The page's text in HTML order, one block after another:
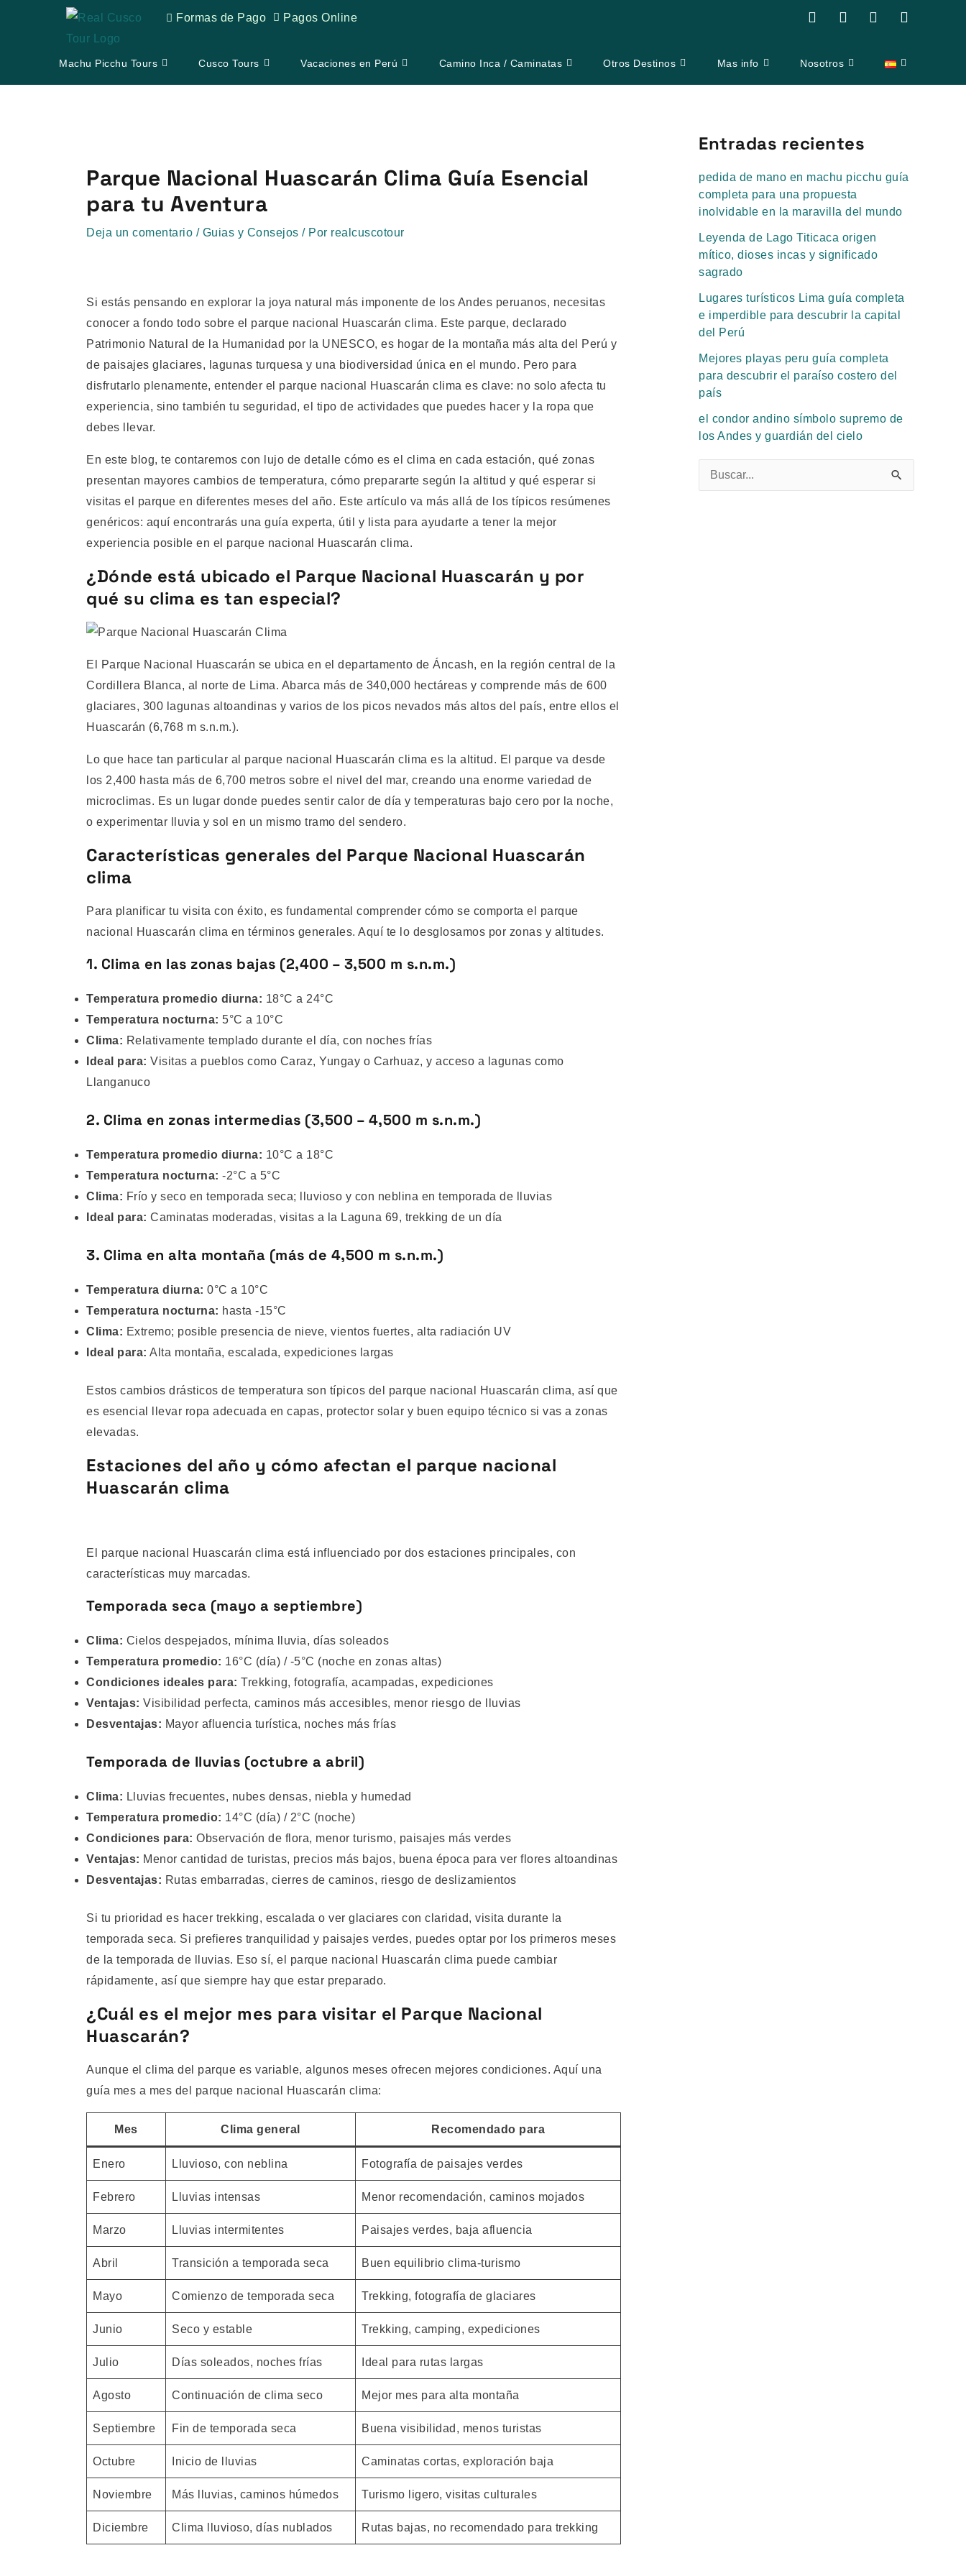
Formas de Pago Pagos Online
F
b
o
Y
u
b
I
g
T
p
a
d
Machu Picchu Tours Cusco Tours Vacaciones en Perú Camino Inca / Caminatas Otros Destinos Mas info Nosotros
Parque Nacional Huascarán Clima Guía Esencial
para tu Aventura
Deja un comentario / Guias y Consejos / Por realcuscotour
Si estás pensando en explorar la joya natural más imponente de los Andes peruanos, necesitas
conocer a fondo todo sobre el parque nacional Huascarán clima. Este parque, declarado
Patrimonio Natural de la Humanidad por la UNESCO, es hogar de la montaña más alta del Perú y
de paisajes glaciares, lagunas turquesa y una biodiversidad única en el mundo. Pero para
disfrutarlo plenamente, entender el parque nacional Huascarán clima es clave: no solo afecta tu
experiencia, sino también tu seguridad, el tipo de actividades que puedes hacer y la ropa que
debes llevar.
En este blog, te contaremos con lujo de detalle cómo es el clima en cada estación, qué zonas
presentan mayores cambios de temperatura, cómo prepararte según la altitud y qué esperar si
visitas el parque en diferentes meses del año. Este artículo va más allá de los típicos resúmenes
genéricos: aquí encontrarás una guía experta, útil y lista para ayudarte a tener la mejor
experiencia posible en el parque nacional Huascarán clima.
¿Dónde está ubicado el Parque Nacional Huascarán y por
qué su clima es tan especial?
El Parque Nacional Huascarán se ubica en el departamento de Áncash, en la región central de la
Cordillera Blanca, al norte de Lima. Abarca más de 340,000 hectáreas y comprende más de 600
glaciares, 300 lagunas altoandinas y varios de los picos nevados más altos del país, entre ellos el
Huascarán (6,768 m s.n.m.).
Lo que hace tan particular al parque nacional Huascarán clima es la altitud. El parque va desde
los 2,400 hasta más de 6,700 metros sobre el nivel del mar, creando una enorme variedad de
microclimas. Es un lugar donde puedes sentir calor de día y temperaturas bajo cero por la noche,
o experimentar lluvia y sol en un mismo tramo del sendero.
Características generales del Parque Nacional Huascarán
clima
Para planificar tu visita con éxito, es fundamental comprender cómo se comporta el parque
nacional Huascarán clima en términos generales. Aquí te lo desglosamos por zonas y altitudes.
1. Clima en las zonas bajas (2,400 – 3,500 m s.n.m.)
Temperatura promedio diurna: 18°C a 24°C
Temperatura nocturna: 5°C a 10°C
Clima: Relativamente templado durante el día, con noches frías
Ideal para: Visitas a pueblos como Caraz, Yungay o Carhuaz, y acceso a lagunas como
Llanganuco
2. Clima en zonas intermedias (3,500 – 4,500 m s.n.m.)
Temperatura promedio diurna: 10°C a 18°C
Temperatura nocturna: -2°C a 5°C
Clima: Frío y seco en temporada seca; lluvioso y con neblina en temporada de lluvias
Ideal para: Caminatas moderadas, visitas a la Laguna 69, trekking de un día
3. Clima en alta montaña (más de 4,500 m s.n.m.)
Temperatura diurna: 0°C a 10°C
Temperatura nocturna: hasta -15°C
Clima: Extremo; posible presencia de nieve, vientos fuertes, alta radiación UV
Ideal para: Alta montaña, escalada, expediciones largas
Estos cambios drásticos de temperatura son típicos del parque nacional Huascarán clima, así que
es esencial llevar ropa adecuada en capas, protector solar y buen equipo técnico si vas a zonas
elevadas.
Estaciones del año y cómo afectan el parque nacional
Huascarán clima
El parque nacional Huascarán clima está influenciado por dos estaciones principales, con
características muy marcadas.
Temporada seca (mayo a septiembre)
Clima: Cielos despejados, mínima lluvia, días soleados
Temperatura promedio: 16°C (día) / -5°C (noche en zonas altas)
Condiciones ideales para: Trekking, fotografía, acampadas, expediciones
Ventajas: Visibilidad perfecta, caminos más accesibles, menor riesgo de lluvias
Desventajas: Mayor afluencia turística, noches más frías
Temporada de lluvias (octubre a abril)
Clima: Lluvias frecuentes, nubes densas, niebla y humedad
Temperatura promedio: 14°C (día) / 2°C (noche)
Condiciones para: Observación de flora, menor turismo, paisajes más verdes
Ventajas: Menor cantidad de turistas, precios más bajos, buena época para ver flores altoandinas
Desventajas: Rutas embarradas, cierres de caminos, riesgo de deslizamientos
Si tu prioridad es hacer trekking, escalada o ver glaciares con claridad, visita durante la
temporada seca. Si prefieres tranquilidad y paisajes verdes, puedes optar por los primeros meses
de la temporada de lluvias. Eso sí, el parque nacional Huascarán clima puede cambiar
rápidamente, así que siempre hay que estar preparado.
¿Cuál es el mejor mes para visitar el Parque Nacional
Huascarán?
Aunque el clima del parque es variable, algunos meses ofrecen mejores condiciones. Aquí una
guía mes a mes del parque nacional Huascarán clima:
Mes Clima general Recomendado para
Enero Lluvioso, con neblina Fotografía de paisajes verdes
Febrero Lluvias intensas Menor recomendación, caminos mojados
Marzo Lluvias intermitentes Paisajes verdes, baja afluencia
Abril Transición a temporada seca Buen equilibrio clima-turismo
Mayo Comienzo de temporada seca Trekking, fotografía de glaciares
Junio Seco y estable Trekking, camping, expediciones
Julio Días soleados, noches frías Ideal para rutas largas
Agosto Continuación de clima seco Mejor mes para alta montaña
Septiembre Fin de temporada seca Buena visibilidad, menos turistas
Octubre Inicio de lluvias Caminatas cortas, exploración baja
Noviembre Más lluvias, caminos húmedos Turismo ligero, visitas culturales
Diciembre Clima lluvioso, días nublados Rutas bajas, no recomendado para trekking
entradas
Entradas recientes
pedida de mano en machu picchu guía
completa para una propuesta
inolvidable en la maravilla del mundo
Leyenda de Lago Titicaca origen
mítico, dioses incas y significado
sagrado
Lugares turísticos Lima guía completa
e imperdible para descubrir la capital
del Perú
Mejores playas peru guía completa
para descubrir el paraíso costero del
país
el condor andino símbolo supremo de
los Andes y guardián del cielo